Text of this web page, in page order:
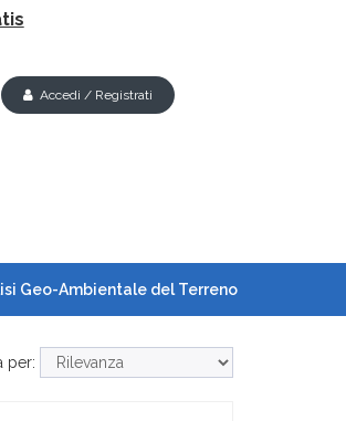
Accedi / Registrati
Geo-Ambientale del Terreno
per: